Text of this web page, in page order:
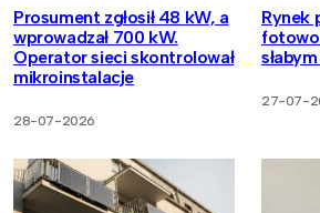
Prosument zgłosił 48 kW, a
wprowadzał 700 kW.
Operator sieci skontrolował
mikroinstalacje
28-07-2026
Rynek
27-07-